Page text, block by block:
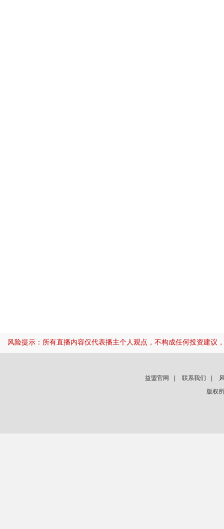
风险提示：所有直播内容仅代表播主个人观点，不构成任何投资建议
益盟官网 联系我们
版权